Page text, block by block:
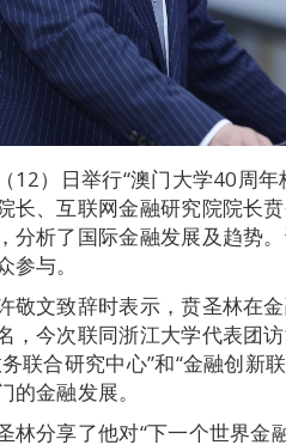
12）日举行“澳门大学40周
长、互联网金融研究院院长
分析了国际金融发展及趋势
参与。
敬文致辞时表示，贲圣林在
，今次联同浙江大学代表团
联合研究中心”和“金融创新
的金融发展。
林分享了他对“下一个世界金